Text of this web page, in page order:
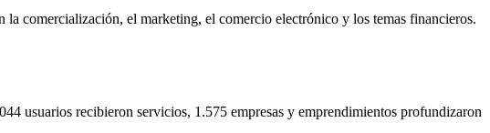
comercialización, el marketing, el comercio electrónico y los temas financieros.
usuarios recibieron servicios, 1.575 empresas y emprendimientos profundizaron